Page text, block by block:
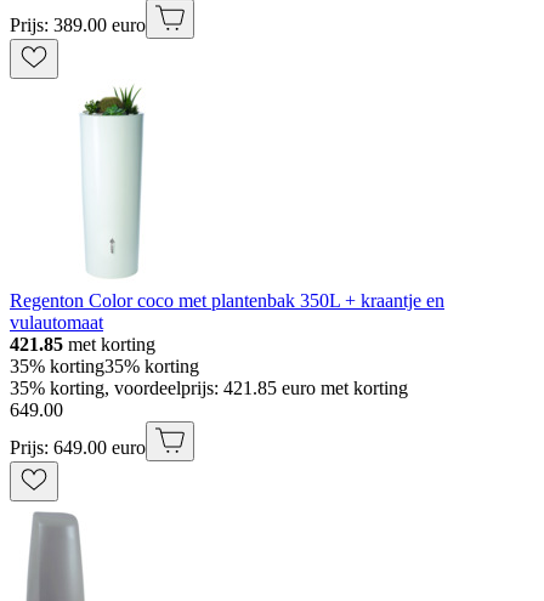
Prijs: 389.00 euro
Regenton Color coco met plantenbak 350L + kraantje en
vulautomaat
421.85 met korting
35% korting35% korting
35% korting, voordeelprijs: 421.85 euro met korting
649.00
Prijs: 649.00 euro